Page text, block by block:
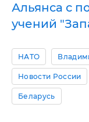
Альянса с
учений
НАТО
Новости России
Беларусь